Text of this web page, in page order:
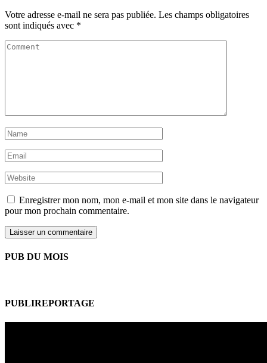
Votre adresse e-mail ne sera pas publiée. Les champs obligatoires
sont indiqués avec *
Enregistrer mon nom, mon e-mail et mon site dans le navigateur
pour mon prochain commentaire.
PUB DU MOIS
PUBLIREPORTAGE